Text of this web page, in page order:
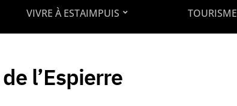
VIVRE À ESTAIMPUIS TOURISME
l’Espierre